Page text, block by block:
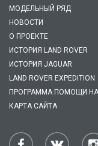
МОДЕЛЬНЫЙ РЯД
НОВОСТИ
О ПРОЕКТЕ
ИСТОРИЯ LAND ROVER
ИСТОРИЯ JAGUAR
LAND ROVER EXPEDITION
ПРОГРАММА ПОМОЩИ
КАРТА САЙТА